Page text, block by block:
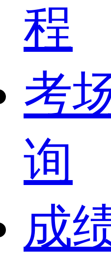
程
考
询
成